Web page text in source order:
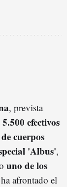
, prevista
5.500 efectivos
cuerpos
'Albus',
uno de los
afrontado el